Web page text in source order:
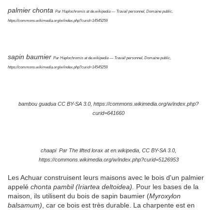
palmier chonta Par Haplochromis at de.wikipedia — Travail personnel, Domaine public,
https://commons.wikimedia.org/w/index.php?curid=14545259
sapin baumier Par Haplochromis at de.wikipedia — Travail personnel, Domaine public,
https://commons.wikimedia.org/w/index.php?curid=14545259
bambou guadua CC BY-SA 3.0, https://commons.wikimedia.org/w/index.php?
curid=641660
chaapi Par The lifted lorax at en.wikipedia, CC BY-SA 3.0,
https://commons.wikimedia.org/w/index.php?curid=5126953
Les Achuar construisent leurs maisons avec le bois d'un palmier
appelé chonta pambil (Iriartea deltoidea).
Pour les bases de la
maison, ils utilisent du bois de sapin baumier (Myroxylon
balsamum) , car ce bois est très durable. La charpente est en